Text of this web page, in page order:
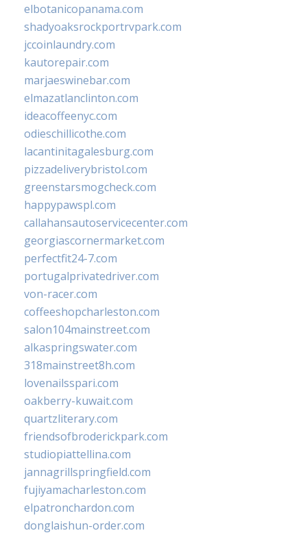
elbotanicopanama.com
shadyoaksrockportrvpark.com
jccoinlaundry.com
kautorepair.com
marjaeswinebar.com
elmazatlanclinton.com
ideacoffeenyc.com
odieschillicothe.com
lacantinitagalesburg.com
pizzadeliverybristol.com
greenstarsmogcheck.com
happypawspl.com
callahansautoservicecenter.com
georgiascornermarket.com
perfectfit24-7.com
portugalprivatedriver.com
von-racer.com
coffeeshopcharleston.com
salon104mainstreet.com
alkaspringswater.com
318mainstreet8h.com
lovenailsspari.com
oakberry-kuwait.com
quartzliterary.com
friendsofbroderickpark.com
studiopiattellina.com
jannagrillspringfield.com
fujiyamacharleston.com
elpatronchardon.com
donglaishun-order.com